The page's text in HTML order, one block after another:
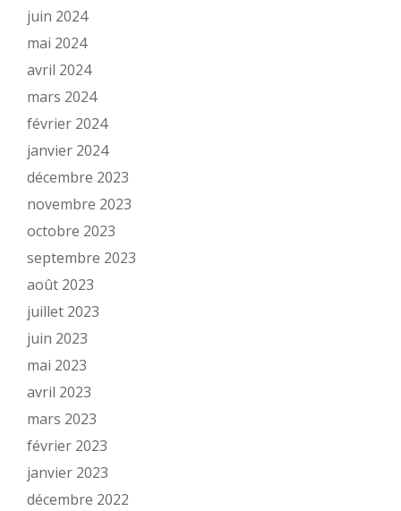
juin 2024
mai 2024
avril 2024
mars 2024
février 2024
janvier 2024
décembre 2023
novembre 2023
octobre 2023
septembre 2023
août 2023
juillet 2023
juin 2023
mai 2023
avril 2023
mars 2023
février 2023
janvier 2023
décembre 2022